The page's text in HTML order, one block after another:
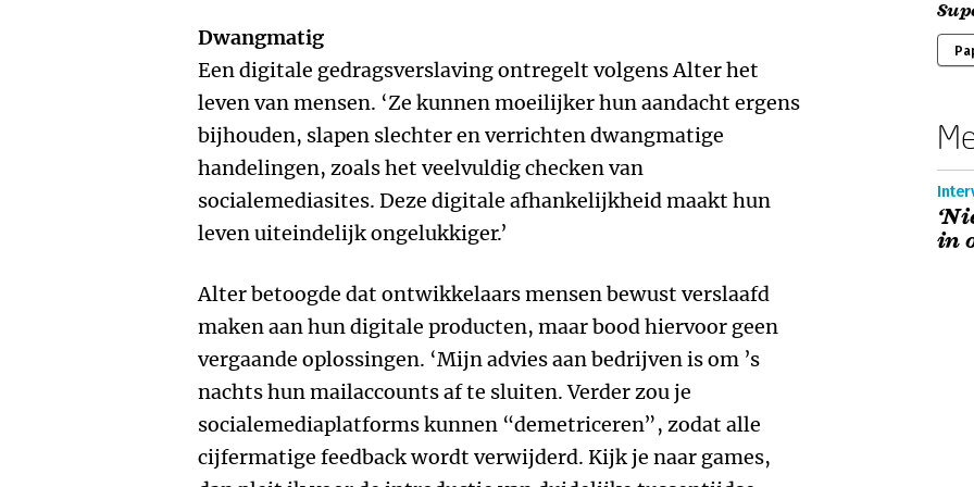
Dwangmatig
Een digitale gedragsverslaving ontregelt volgens Alter het
leven van mensen. ‘Ze kunnen moeilijker hun aandacht ergens
bijhouden, slapen slechter en verrichten dwangmatige
handelingen, zoals het veelvuldig checken van
socialemediasites. Deze digitale afhankelijkheid maakt hun
leven uiteindelijk ongelukkiger.’
Alter betoogde dat ontwikkelaars mensen bewust verslaafd
maken aan hun digitale producten, maar bood hiervoor geen
vergaande oplossingen. ‘Mijn advies aan bedrijven is om ’s
nachts hun mailaccounts af te sluiten. Verder zou je
socialemediaplatforms kunnen “demetriceren”, zodat alle
cijfermatige feedback wordt verwijderd. Kijk je naar games,
in